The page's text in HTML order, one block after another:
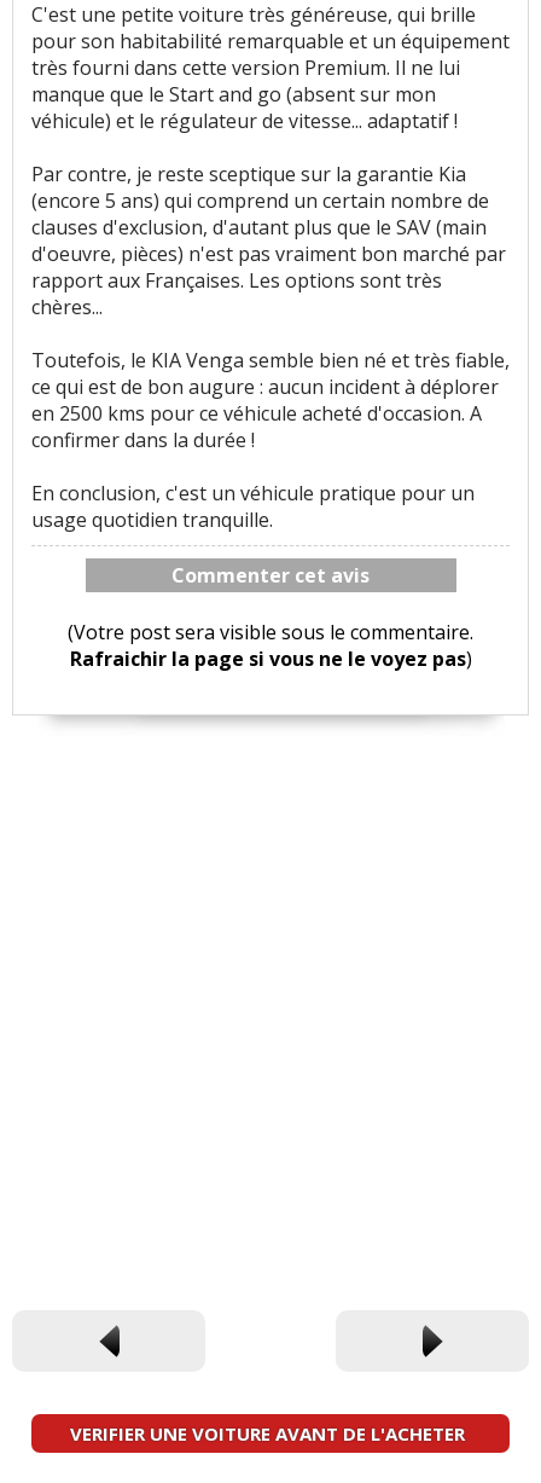
C'est une petite voiture très généreuse, qui brille
pour son habitabilité remarquable et un équipement
très fourni dans cette version Premium. Il ne lui
manque que le Start and go (absent sur mon
véhicule) et le régulateur de vitesse... adaptatif !
Par contre, je reste sceptique sur la garantie Kia
(encore 5 ans) qui comprend un certain nombre de
clauses d'exclusion, d'autant plus que le SAV (main
d'oeuvre, pièces) n'est pas vraiment bon marché par
rapport aux Françaises. Les options sont très
chères...
Toutefois, le KIA Venga semble bien né et très fiable,
ce qui est de bon augure : aucun incident à déplorer
en 2500 kms pour ce véhicule acheté d'occasion. A
confirmer dans la durée !
En conclusion, c'est un véhicule pratique pour un
usage quotidien tranquille.
Commenter cet avis
(Votre post sera visible sous le commentaire.
Rafraichir la page si vous ne le voyez pas)
VERIFIER UNE VOITURE AVANT DE L'ACHETER